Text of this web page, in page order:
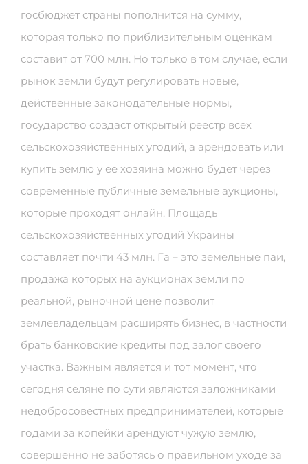
госбюджет страны пополнится на сумму,
которая только по приблизительным оценкам
составит от 700 млн. Но только в том случае, если
рынок земли будут регулировать новые,
действенные законодательные нормы,
государство создаст открытый реестр всех
сельскохозяйственных угодий, а арендовать или
купить землю у ее хозяина можно будет через
современные публичные земельные аукционы,
которые проходят онлайн. Площадь
сельскохозяйственных угодий Украины
составляет почти 43 млн. Га – это земельные паи,
продажа которых на аукционах земли по
реальной, рыночной цене позволит
землевладельцам расширять бизнес, в частности
брать банковские кредиты под залог своего
участка. Важным является и тот момент, что
сегодня селяне по сути являются заложниками
недобросовестных предпринимателей, которые
годами за копейки арендуют чужую землю,
совершенно не заботясь о правильном уходе за